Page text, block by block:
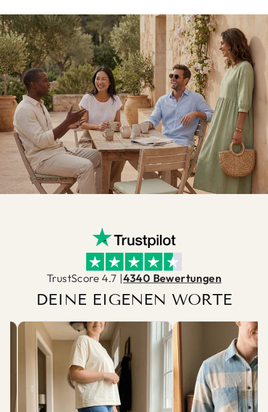
TrustScore 4.7 |4340 Bewertungen
DEINE EIGENEN WORTE